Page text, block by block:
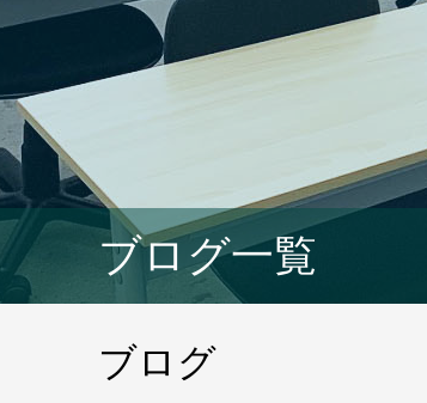
ブログ一覧
ブログ